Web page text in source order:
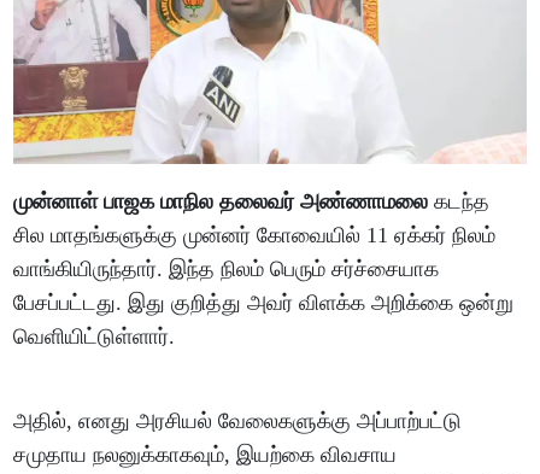
முன்னாள் பாஜக மாநில தலைவர் அண்ணாமலை கடந்த
சில மாதங்களுக்கு முன்னர் கோவையில் 11 ஏக்கர் நிலம்
வாங்கியிருந்தார். இந்த நிலம் பெரும் சர்ச்சையாக
பேசப்பட்டது. இது குறித்து அவர் விளக்க அறிக்கை ஒன்று
வெளியிட்டுள்ளார்.
அதில், எனது அரசியல் வேலைகளுக்கு அப்பாற்பட்டு
சமுதாய நலனுக்காகவும், இயற்கை விவசாய